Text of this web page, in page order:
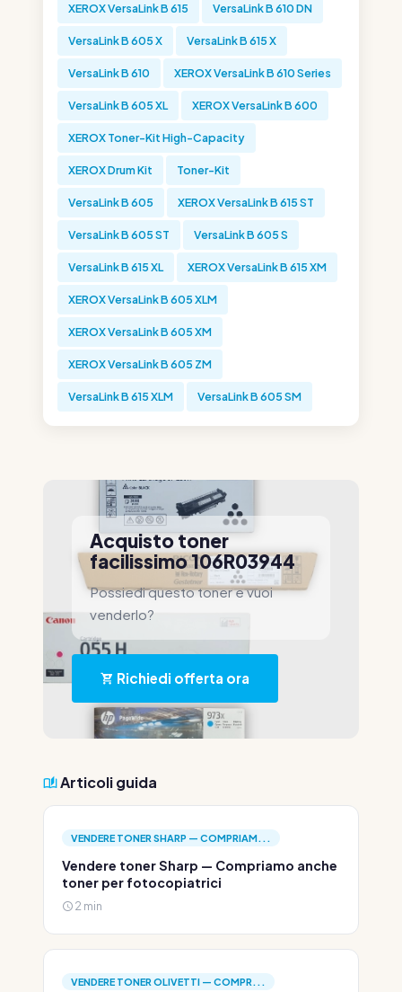
XEROX VersaLink B 615 VersaLink B 610 DN
VersaLink B 605 X VersaLink B 615 X
VersaLink B 610 XEROX VersaLink B 610 Series
VersaLink B 605 XL XEROX VersaLink B 600
XEROX Toner-Kit High-Capacity
XEROX Drum Kit Toner-Kit
VersaLink B 605 XEROX VersaLink B 615 ST
VersaLink B 605 ST VersaLink B 605 S
VersaLink B 615 XL XEROX VersaLink B 615 XM
XEROX VersaLink B 605 XLM
XEROX VersaLink B 605 XM
XEROX VersaLink B 605 ZM
VersaLink B 615 XLM VersaLink B 605 SM
Acquisto toner
facilissimo 106R03944
Possiedi questo toner e vuoi
venderlo?
Richiedi offerta ora
Articoli guida
VENDERE TONER SHARP — COMPRIAM...
Vendere toner Sharp — Compriamo anche
toner per fotocopiatrici
2 min
VENDERE TONER OLIVETTI — COMPR...